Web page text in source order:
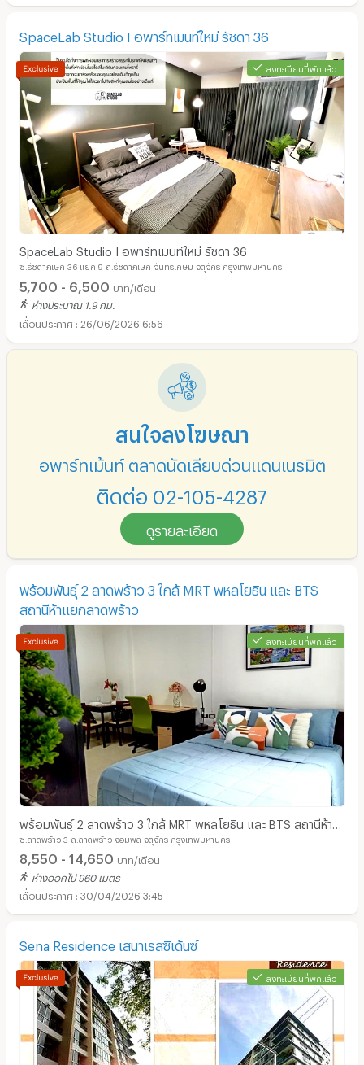
อพาร์ทเม้นท์ หอพัก ย่าน ตลาดนัดเลียบด่วนแดนเนรมิต :
SpaceLab Studio I อพาร์ทเมนท์ใหม่ รัชดา 36
ลงทะเบียนที่พักแล้ว
SpaceLab Studio I อพาร์ทเมนท์ใหม่ รัชดา 36
ซ.รัชดาภิเษก 36 แยก 9 ถ.รัชดาภิเษก จันทรเกษม จตุจักร กรุงเทพมหานคร
5,700 - 6,500 บาท/เดือน
ห่างประมาณ 1.9 กม.
26/06/2026 6:56
สนใจลงโฆษณา
อพาร์ทเม้นท์ ตลาดนัดเลียบด่วนแดนเนรมิต
ติดต่อ 02-105-4287
ดูรายละเอียด
พร้อมพันธุ์ 2 ลาดพร้าว 3 ใกล้ MRT พหลโยธิน และ BTS
สถานีห้าแยกลาดพร้าว
ลงทะเบียนที่พักแล้ว
พร้อมพันธุ์ 2 ลาดพร้าว 3 ใกล้ MRT พหลโยธิน และ BTS สถานีห้า
แยกลาดพร้าว
ซ.ลาดพร้าว 3 ถ.ลาดพร้าว จอมพล จตุจักร กรุงเทพมหานคร
8,550 - 14,650 บาท/เดือน
ห่างออกไป 960 เมตร
30/04/2026 3:45
Sena Residence เสนาเรสซิเด้นซ์
ลงทะเบียนที่พักแล้ว